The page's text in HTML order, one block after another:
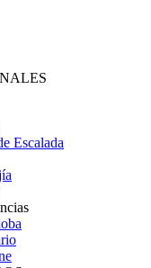
Escalada